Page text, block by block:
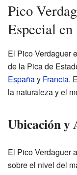
Pico
Especial
El Pico Verdaguer
de la Pica de
Españay Francia.
la naturaleza y el
Ubicación y
El Pico Verdaguer
sobre el nivel del